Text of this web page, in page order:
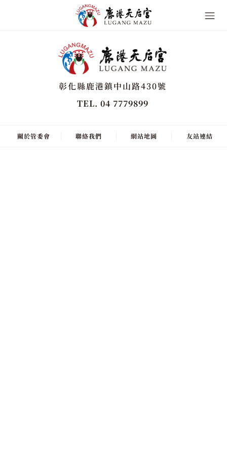
彰化縣鹿港鎮中山路430號
TEL. 04 7779899
關於管委會 聯絡我們 網站地圖 友站連結